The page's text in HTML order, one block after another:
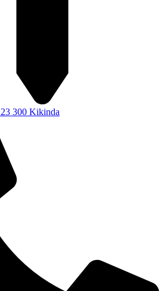
300 Kikinda